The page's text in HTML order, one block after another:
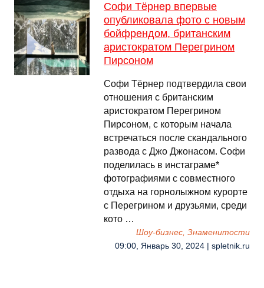
Софи Тёрнер впервые
опубликовала фото с новым
бойфрендом, британским
аристократом Перегрином
Пирсоном
Софи Тёрнер подтвердила свои
отношения с британским
аристократом Перегрином
Пирсоном, с которым начала
встречаться после скандального
развода с Джо Джонасом. Софи
поделилась в инстаграме*
фотографиями с совместного
отдыха на горнолыжном курорте
с Перегрином и друзьями, среди
кото …
Шоу-бизнес, Знаменитости
09:00, Январь 30, 2024 | spletnik.ru